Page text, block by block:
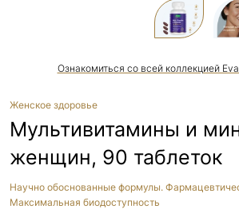
Ознакомиться со всей коллекцией
Женское здоровье
Мультивитамины и
женщин, 90 таблеток
Научно обоснованные формулы.
Максимальная биодоступность